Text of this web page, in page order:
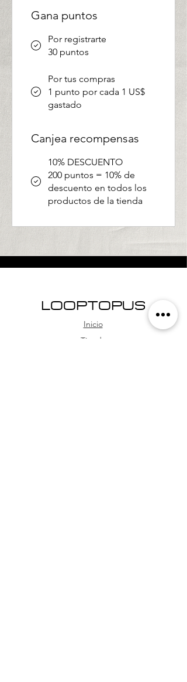
Gana puntos
Por registrarte
30 puntos
Por tus compras
1 punto por cada 1 US$
gastado
Canjea recompensas
10% DESCUENTO
200 puntos = 10% de
descuento en todos los
productos de la tienda
LOOPTOPUS
Inicio
Tienda